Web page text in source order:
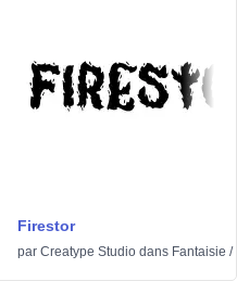
Firestor
par Creatype Studio dans Fantaisie /